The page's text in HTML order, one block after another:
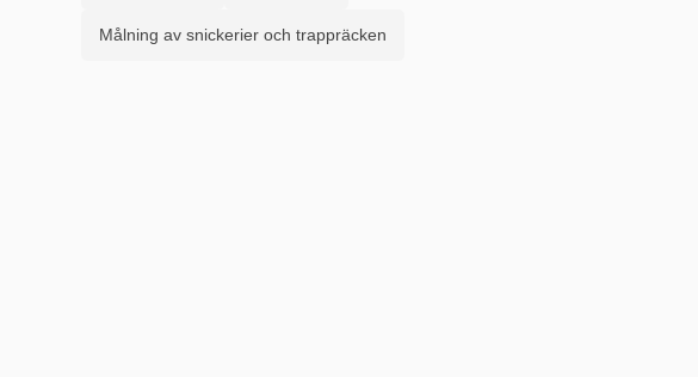
Målning av snickerier och trappräcken